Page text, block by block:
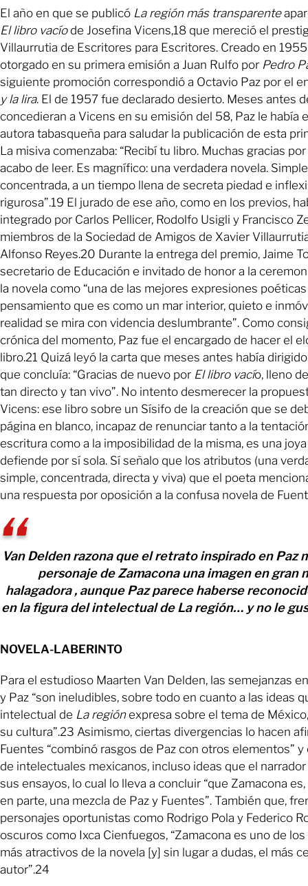
El año en que se publicó La región más transparente
El libro vacíode Josefina Vicens,18 que mereció el
Villaurrutia de Escritores para Escritores. Creado en
otorgado en su primera emisión a Juan Rulfo por Pedro
siguiente promoción correspondió a Octavio Paz por el
y la lira. El de 1957 fue declarado desierto. Meses antes
concedieran a Vicens en su emisión del 58, Paz le había
autora tabasqueña para saludar la publicación de esta
La misiva comenzaba: “Recibí tu libro. Muchas gracias
acabo de leer. Es magnífico: una verdadera novela.
concentrada, a un tiempo llena de secreta piedad e
rigurosa”.19 El jurado de ese año, como en los previos,
integrado por Carlos Pellicer, Rodolfo Usigli y Francisco
miembros de la Sociedad de Amigos de Xavier
Alfonso Reyes.20 Durante la entrega del premio, Jaime
secretario de Educación e invitado de honor a la
la novela como “una de las mejores expresiones
pensamiento que es como un mar interior, quieto e
realidad se mira con videncia deslumbrante”. Como
crónica del momento, Paz fue el encargado de hacer el
libro.21 Quizá leyó la carta que meses antes había
que concluía: “Gracias de nuevo por El libro vacío, lleno
tan directo y tan vivo”. No intento desmerecer la
Vicens: ese libro sobre un Sísifo de la creación que se
página en blanco, incapaz de renunciar tanto a la
escritura como a la imposibilidad de la misma, es una
defiende por sí sola. Sí señalo que los atributos (una
simple, concentrada, directa y viva) que el poeta
una respuesta por oposición a la confusa novela de
Van Delden razona que el retrato inspirado en Paz
personaje de Zamacona una imagen en gran
halagadora , aunque Paz parece haberse
en la figura del intelectual de La región… y no le
NOVELA-LABERINTO
Para el estudioso Maarten Van Delden, las semejanzas
y Paz “son ineludibles, sobre todo en cuanto a las ideas
intelectual de La regiónexpresa sobre el tema de
su cultura”.23 Asimismo, ciertas divergencias lo hacen
Fuentes “combinó rasgos de Paz con otros elementos”
de intelectuales mexicanos, incluso ideas que el
sus ensayos, lo cual lo lleva a concluir “que Zamacona
en parte, una mezcla de Paz y Fuentes”. También que,
personajes oportunistas como Rodrigo Pola y Federico
oscuros como Ixca Cienfuegos, “Zamacona es uno de
más atractivos de la novela [y] sin lugar a dudas, el más
autor”.24